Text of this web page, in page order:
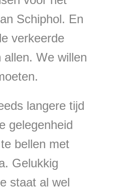
Schiphol. En
verkeerde
allen. We willen
langere tijd
gelegenheid
bellen met
Gelukkig
staat al wel